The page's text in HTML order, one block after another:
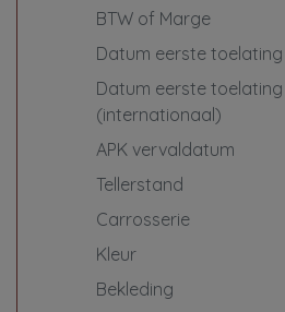
In combinatie
*Op onze
specifieke
de details.
BTW of Marge
Datum eerste toelating
Datum eerste toelating
(internationaal)
APK vervaldatum
Tellerstand
Carrosserie
Kleur
Bekleding